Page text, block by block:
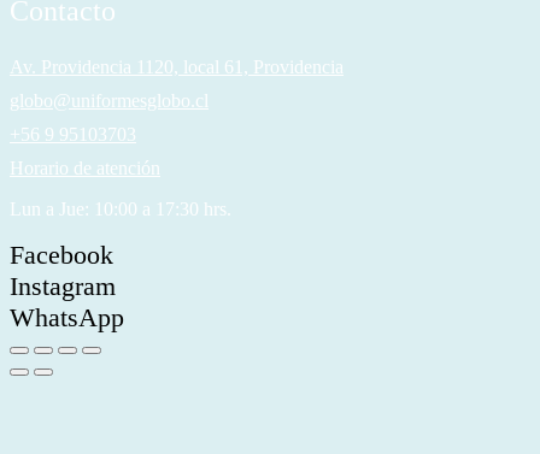
Contacto
Av. Providencia 1120, local 61, Providencia
globo@uniformesglobo.cl
+56 9 95103703
Horario de atención
Lun a Jue: 10:00 a 17:30 hrs.
Facebook
Instagram
WhatsApp